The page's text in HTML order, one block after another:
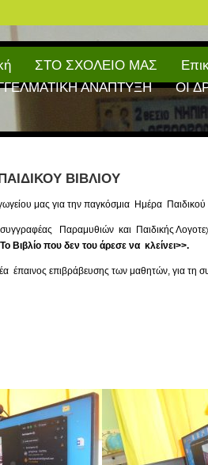
ΣΤΟ ΣΧΟΛΕΙΟ ΜΑΣ
ΑΝΑΠΤΥΞΗ
ΟΙ
ΒΙΒΛΙΟΥ
μας για την παγκόσμια Ημέρα
Παραμυθιών και Παιδικής
Βιβλίο που δεν του άρεσε να κλείνει>>.
έπαινος επιβράβευσης των μαθητών, για τη